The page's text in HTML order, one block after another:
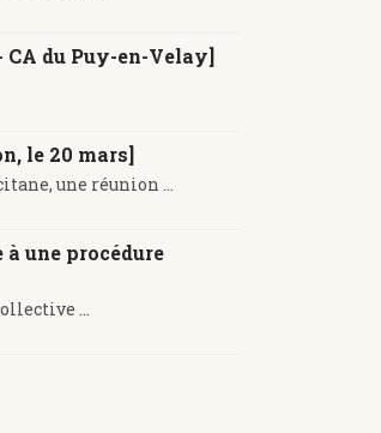
du Puy-en-Velay]
le 20 mars]
une réunion ...
une procédure
...